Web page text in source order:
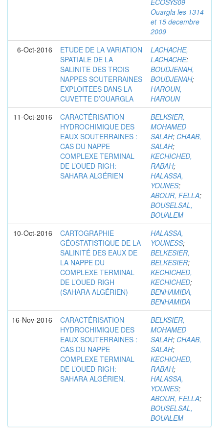
ECOSYS09
Ouargla les 1314
et 15 decembre
2009
6-Oct-2016
ETUDE DE LA VARIATION
SPATIALE DE LA
SALINITE DES TROIS
NAPPES SOUTERRAINES
EXPLOITEES DANS LA
CUVETTE D’OUARGLA
LACHACHE,
LACHACHE;
BOUDJENAH,
BOUDJENAH;
HAROUN,
HAROUN
11-Oct-2016
CARACTÉRISATION
HYDROCHIMIQUE DES
EAUX SOUTERRAINES :
CAS DU NAPPE
COMPLEXE TERMINAL
DE L’OUED RIGH:
SAHARA ALGÉRIEN
BELKSIER,
MOHAMED
SALAH; CHAAB,
SALAH;
KECHICHED,
RABAH;
HALASSA,
YOUNES;
ABOUR, FELLA;
BOUSELSAL,
BOUALEM
10-Oct-2016
CARTOGRAPHIE
GÉOSTATISTIQUE DE LA
SALINITÉ DES EAUX DE
LA NAPPE DU
COMPLEXE TERMINAL
DE L’OUED RIGH
(SAHARA ALGÉRIEN)
HALASSA,
YOUNESS;
BELKESIER,
BELKESIER;
KECHICHED,
KECHICHED;
BENHAMIDA,
BENHAMIDA
16-Nov-2016
CARACTÉRISATION
HYDROCHIMIQUE DES
EAUX SOUTERRAINES :
CAS DU NAPPE
COMPLEXE TERMINAL
DE L’OUED RIGH:
SAHARA ALGÉRIEN.
BELKSIER,
MOHAMED
SALAH; CHAAB,
SALAH;
KECHICHED,
RABAH;
HALASSA,
YOUNES;
ABOUR, FELLA;
BOUSELSAL,
BOUALEM